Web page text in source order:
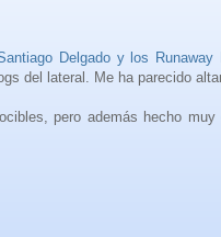
Delgado y los Runaway
del lateral. Me ha parecido
pero además hecho